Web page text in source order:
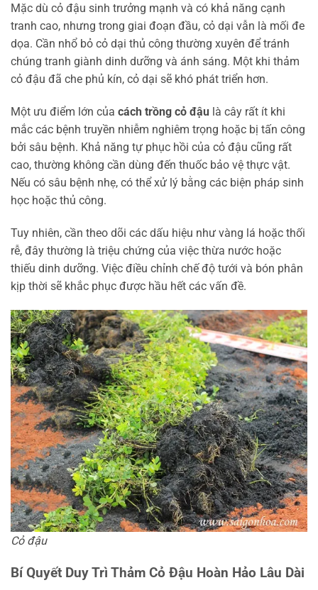
Mặc dù cỏ đậu sinh trưởng mạnh và có khả năng cạnh
tranh cao, nhưng trong giai đoạn đầu, cỏ dại vẫn là mối đe
dọa. Cần nhổ bỏ cỏ dại thủ công thường xuyên để tránh
chúng tranh giành dinh dưỡng và ánh sáng. Một khi thảm
cỏ đậu đã che phủ kín, cỏ dại sẽ khó phát triển hơn.
Một ưu điểm lớn của cách trồng cỏ đậu là cây rất ít khi
mắc các bệnh truyền nhiễm nghiêm trọng hoặc bị tấn công
bởi sâu bệnh. Khả năng tự phục hồi của cỏ đậu cũng rất
cao, thường không cần dùng đến thuốc bảo vệ thực vật.
Nếu có sâu bệnh nhẹ, có thể xử lý bằng các biện pháp sinh
học hoặc thủ công.
Tuy nhiên, cần theo dõi các dấu hiệu như vàng lá hoặc thối
rễ, đây thường là triệu chứng của việc thừa nước hoặc
thiếu dinh dưỡng. Việc điều chỉnh chế độ tưới và bón phân
kịp thời sẽ khắc phục được hầu hết các vấn đề.
Cỏ đậu
Bí Quyết Duy Trì Thảm Cỏ Đậu Hoàn Hảo Lâu Dài